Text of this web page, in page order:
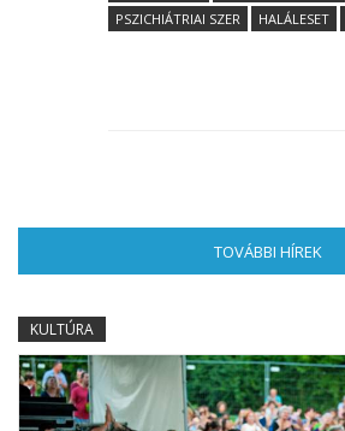
PSZICHIÁTRIAI SZER
HALÁLESET
TOVÁBBI HÍREK
KULTÚRA